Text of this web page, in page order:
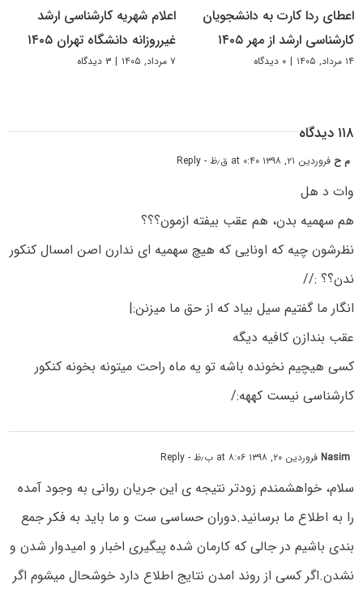
اعطای ردا کارت به دانشجویان
کارشناسی ارشد از مهر ۱۴۰۵
۱۴ مرداد, ۱۴۰۵ | ۰ دیدگاه
اعلام شهریه کارشناسی ارشد
غیرروزانه دانشگاه تهران ۱۴۰۵
۷ مرداد, ۱۴۰۵ | ۳ دیدگاه
۱۱۸ دیدگاه
م ح فروردین ۲۱, ۱۳۹۸ at ۰:۴۰ ق٫ظ - Reply
وات د هل
هم سهمیه بدن، هم عقب بیفته ازمون؟؟؟
نظرشون چیه که اونایی که هیچ سهمیه ای ندارن اصن امسال کنکور
ندن؟؟ ://
انگار ما گفتیم سیل بیاد که از حق ما میزنن:|
عقب بندازن کافیه دیگه
کسی هیچیم نخونده باشه تو یه ماه راحت میتونه بخونه کنکور
کارشناسی نیست کههه:/
Nasimفروردین ۲۰, ۱۳۹۸ at ۸:۰۶ ب٫ظ - Reply
سلام، خواهشمندم زودتر نتیجه ی این جریان روانی به وجود آمده
را به اطلاع ما برسانید.دوران حساسی ست و ما باید به فکر جمع
بندی باشیم در جالی که کارمان شده پیگیری اخبار و امیدوار شدن و
نشدن.اگر کسی از روند امدن نتایج اطلاع دارد خوشحال میشوم اگر